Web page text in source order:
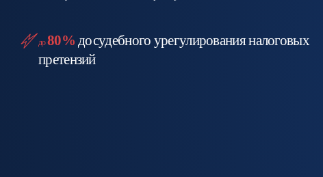
до80%досудебного урегулирования налоговых
претензий